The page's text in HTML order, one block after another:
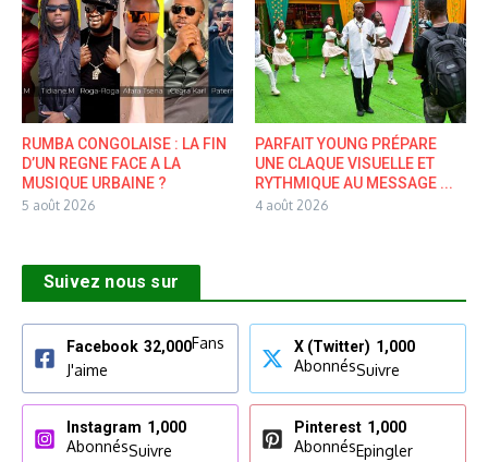
RUMBA CONGOLAISE : LA FIN
D’UN REGNE FACE A LA
MUSIQUE URBAINE ?
5 août 2026
PARFAIT YOUNG PRÉPARE
UNE CLAQUE VISUELLE ET
RYTHMIQUE AU MESSAGE ...
4 août 2026
Suivez nous sur
Facebook 32,000Fans
J'aime
X (Twitter) 1,000
AbonnésSuivre
Instagram 1,000
AbonnésSuivre
Pinterest 1,000
AbonnésEpingler